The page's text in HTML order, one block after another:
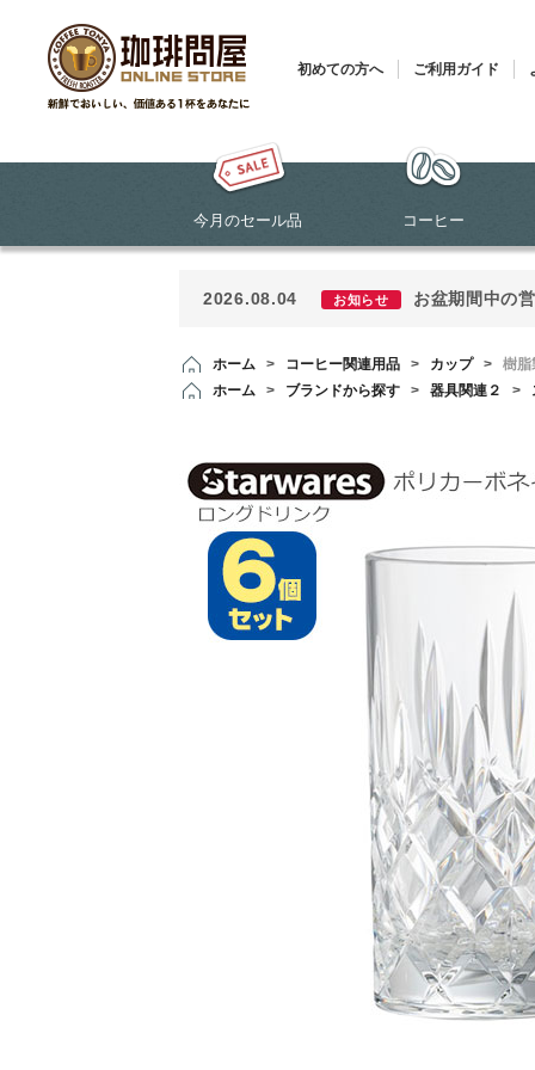
初めての方へ ご利用ガイド
今月のセール品 コーヒー
2026.08.04 お知らせ お盆期間中の
ホーム > コーヒー関連用品 > カップ >
樹脂
ホーム
> ブランドから探す > 器具関連２ >